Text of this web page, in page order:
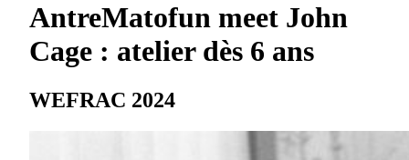
AntreMatofun meet John
Cage : atelier dès 6 ans
WEFRAC 2024